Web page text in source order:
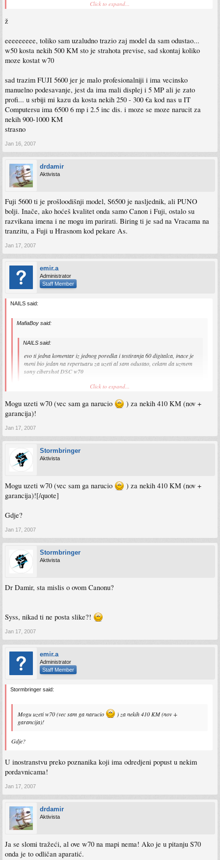
Click to expand...
ž
eeeeeeeee, toliko sam uzaludno trazio zaj model da sam odustao...
w50 kosta nekih 500 KM sto je strahota previse, sad skontaj koliko
moze kostat w70
sad trazim FUJI 5600 jer je malo profesionalniji i ima vecinsko
manuelno podesavanje, jest da ima mali displej i 5 MP ali je zato
profi... u srbiji mi kazu da kosta nekih 250 - 300 €a kod nas u IT
Computersu ima 6500 6 mp i 2.5 inc dis. i moze se moze narucit za
nekih 900-1000 KM
strasno
Jan 16, 2007
drdamir
Aktivista
Fuji 5600 ti je prošloodišnji model, S6500 je nasljednik, ali PUNO
bolji. Inače, ako hoćeš kvalitet onda samo Canon i Fuji, ostalo su
razvikana imena i ne mogu im parirati. Biring ti je sad na Vracama na
tranzitu, a Fuji u Hrasnom kod pekare As.
Jan 17, 2007
emir.a
Administrator
Staff Member
NAILS said:
MafiaBoy said:
NAILS said:
evo ti jedna komentar iz jednog poredka i testiranja 60 digitalca, inace je
meni bio jedan na repertuaru za uzeti al sam odustao, cekam da uzmem
sony cibershot DSC w70
Jeli mozda zna neko cijenu ovog fotoaparta u BiH?
tks
Click to expand...
eeeeeeeee, toliko sam uzaludno trazio zaj model da sam odustao... w50 kosta nekih
Click to expand...
Mogu uzeti w70 (vec sam ga narucio
) za nekih 410 KM (nov +
garancija)!
Jan 17, 2007
Stormbringer
Aktivista
Mogu uzeti w70 (vec sam ga narucio
) za nekih 410 KM (nov +
garancija)![/quote]
Gdje?
Jan 17, 2007
Stormbringer
Aktivista
Dr Damir, sta mislis o ovom Canonu?
Syss, nikad ti ne posta slike?!
Jan 17, 2007
emir.a
Administrator
Staff Member
Stormbringer said:
Mogu uzeti w70 (vec sam ga narucio
) za nekih 410 KM (nov +
garancija)!
Gdje?
U inostranstvu preko poznanika koji ima odredjeni popust u nekim
pordavnicama!
Jan 17, 2007
drdamir
Aktivista
Ja se slomi tražeći, al ove w70 na mapi nema! Ako je u pitanju S70
onda je to odličan aparatić.